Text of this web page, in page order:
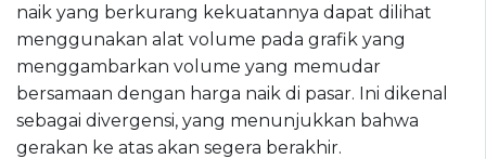
naik yang berkurang kekuatannya dapat dilihat
menggunakan alat volume pada grafik yang
menggambarkan volume yang memudar
bersamaan dengan harga naik di pasar. Ini dikenal
sebagai divergensi, yang menunjukkan bahwa
gerakan ke atas akan segera berakhir.